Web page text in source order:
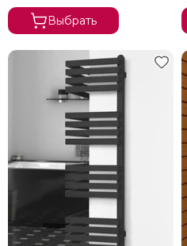
Fincopper
Garcia
Grota
Hammam
Margaroli
Terminus
Zigzag
Выбрать